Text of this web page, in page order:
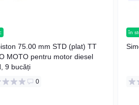
75.00 mm STD (plat) TT
MOTO pentru motor diesel
9 bucăți
0
în